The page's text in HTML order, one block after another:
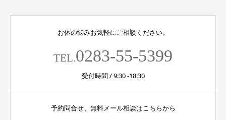
お体の悩みお気軽にご相談ください。
TEL.0283-55-5399
受付時間 / 9:30 -18:30
予約問合せ、無料メール相談はこちらから